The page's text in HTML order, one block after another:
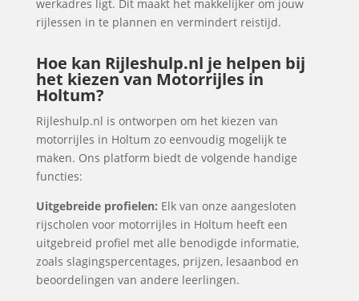
werkadres ligt. Dit maakt het makkelijker om jouw
rijlessen in te plannen en vermindert reistijd.
Hoe kan Rijleshulp.nl je helpen bij
het kiezen van Motorrijles in
Holtum?
Rijleshulp.nl is ontworpen om het kiezen van
motorrijles in Holtum zo eenvoudig mogelijk te
maken. Ons platform biedt de volgende handige
functies:
Uitgebreide profielen: Elk van onze aangesloten
rijscholen voor motorrijles in Holtum heeft een
uitgebreid profiel met alle benodigde informatie,
zoals slagingspercentages, prijzen, lesaanbod en
beoordelingen van andere leerlingen.